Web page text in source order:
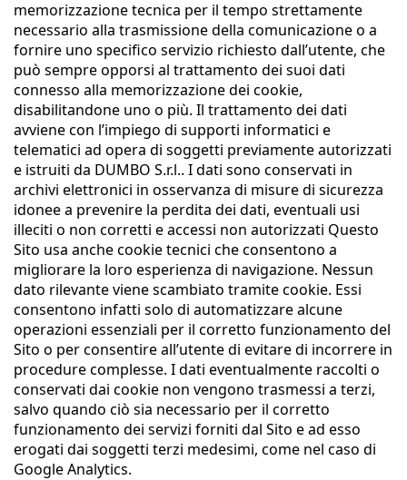
memorizzazione tecnica per il tempo strettamente
necessario alla trasmissione della comunicazione o a
fornire uno specifico servizio richiesto dall’utente, che
può sempre opporsi al trattamento dei suoi dati
connesso alla memorizzazione dei cookie,
disabilitandone uno o più. Il trattamento dei dati
avviene con l’impiego di supporti informatici e
telematici ad opera di soggetti previamente autorizzati
e istruiti da DUMBO S.r.l.. I dati sono conservati in
archivi elettronici in osservanza di misure di sicurezza
idonee a prevenire la perdita dei dati, eventuali usi
illeciti o non corretti e accessi non autorizzati Questo
Sito usa anche cookie tecnici che consentono a
migliorare la loro esperienza di navigazione. Nessun
dato rilevante viene scambiato tramite cookie. Essi
consentono infatti solo di automatizzare alcune
operazioni essenziali per il corretto funzionamento del
Sito o per consentire all’utente di evitare di incorrere in
procedure complesse. I dati eventualmente raccolti o
conservati dai cookie non vengono trasmessi a terzi,
salvo quando ciò sia necessario per il corretto
funzionamento dei servizi forniti dal Sito e ad esso
erogati dai soggetti terzi medesimi, come nel caso di
Google Analytics.